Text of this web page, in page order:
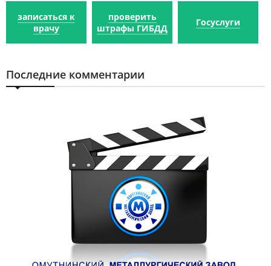
записаться к
врачу
проверить
штрафы ГИБДД
Госуслуги
Последние комментарии